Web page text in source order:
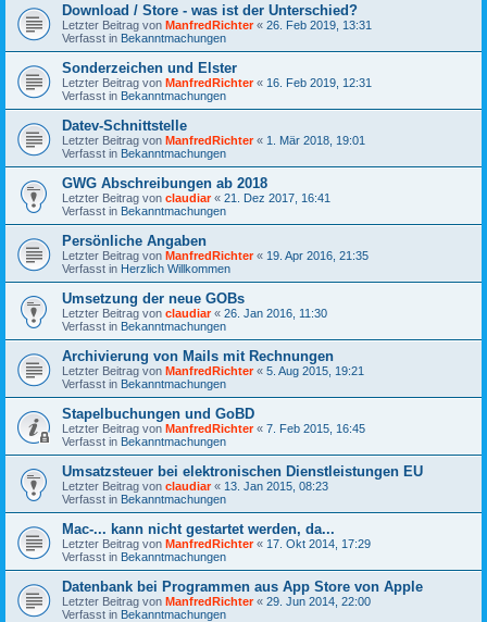
Download / Store - was ist der Unterschied?
Letzter Beitrag von ManfredRichter« 26. Feb 2019, 13:31
Verfasst in Bekanntmachungen
Sonderzeichen und Elster
Letzter Beitrag von ManfredRichter« 16. Feb 2019, 12:31
Verfasst in Bekanntmachungen
Datev-Schnittstelle
Letzter Beitrag von ManfredRichter« 1. Mär 2018, 19:01
Verfasst in Bekanntmachungen
GWG Abschreibungen ab 2018
Letzter Beitrag von claudiar« 21. Dez 2017, 16:41
Verfasst in Bekanntmachungen
Persönliche Angaben
Letzter Beitrag von ManfredRichter« 19. Apr 2016, 21:35
Verfasst in Herzlich Willkommen
Umsetzung der neue GOBs
Letzter Beitrag von claudiar« 26. Jan 2016, 11:30
Verfasst in Bekanntmachungen
Archivierung von Mails mit Rechnungen
Letzter Beitrag von ManfredRichter« 5. Aug 2015, 19:21
Verfasst in Bekanntmachungen
Stapelbuchungen und GoBD
Letzter Beitrag von ManfredRichter« 7. Feb 2015, 16:45
Verfasst in Bekanntmachungen
Umsatzsteuer bei elektronischen Dienstleistungen EU
Letzter Beitrag von claudiar« 13. Jan 2015, 08:23
Verfasst in Bekanntmachungen
Mac-... kann nicht gestartet werden, da...
Letzter Beitrag von ManfredRichter« 17. Okt 2014, 17:29
Verfasst in Bekanntmachungen
Datenbank bei Programmen aus App Store von Apple
Letzter Beitrag von ManfredRichter« 29. Jun 2014, 22:00
Verfasst in Bekanntmachungen